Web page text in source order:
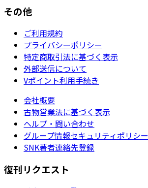
その他
ご利用規約
プライバシーポリシー
特定商取引法に基づく表示
外部送信について
Vポイント利用手続き
会社概要
古物営業法に基づく表示
ヘルプ・問い合わせ
グループ情報セキュリティポリシー
SNK著者連絡先登録
復刊リクエスト